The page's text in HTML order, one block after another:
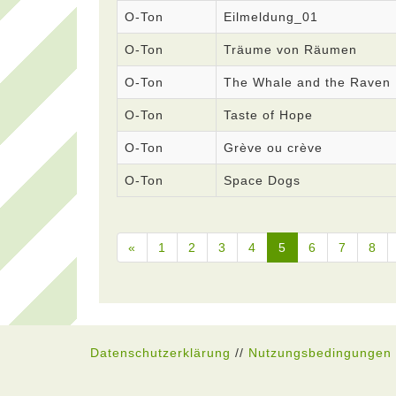
O-Ton Eilmeldung_01
O-Ton Träume von Räumen
O-Ton The Whale and the Raven
O-Ton Taste of Hope
O-Ton Grève ou crève
O-Ton Space Dogs
« 1 2 3 4 5 6 7 8
Datenschutzerklärung // Nutzungsbedingungen